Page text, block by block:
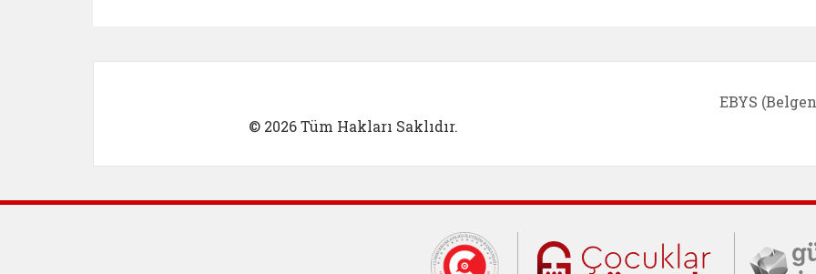
© 2026 Tüm Hakları Saklıdır.
EBYS
Cumhurbaşkanlığı İletişim Merkezi
Çocuklar